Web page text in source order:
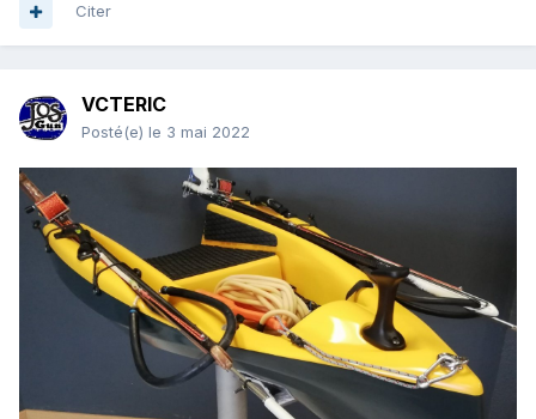
Citer
VCTERIC
Posté(e) le 3 mai 2022